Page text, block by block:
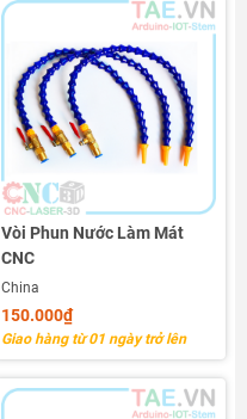
Vòi Phun Nước Làm Mát
CNC
China
150.000₫
Giao hàng từ 01 ngày trở lên